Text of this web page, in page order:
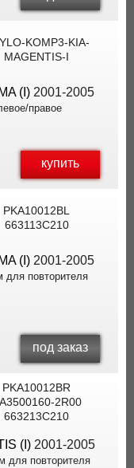
KOMP3-KIA-
MAGENTIS-I
(I) 2001-2005
правое
купить
PKA10012BL
663113C210
(I) 2001-2005
для повторителя
под заказ
PKA10012BR
2R00
663213C210
(I)2001-2005
для повторителя